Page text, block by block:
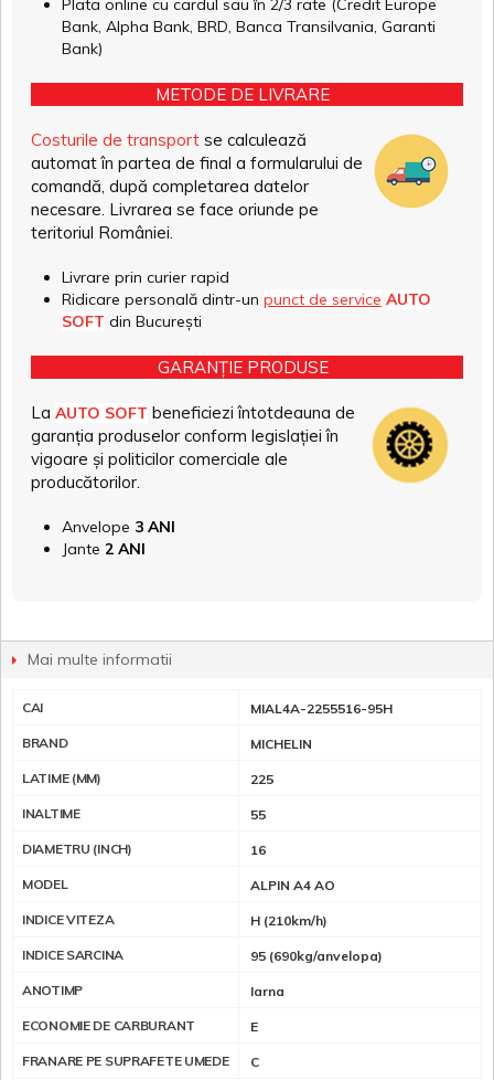
Bank, Alpha Bank, BRD, Banca Transilvania, Garanti
Bank)
METODE DE LIVRARE
Costurile de transport se calculează
automat în partea de final a formularului de
comandă, după completarea datelor
necesare. Livrarea se face oriunde pe
teritoriul României.
Livrare prin curier rapid
Ridicare personală dintr-un punct de service AUTO
SOFT din București
GARANȚIE PRODUSE
La AUTO SOFT beneficiezi întotdeauna de
garanția produselor conform legislației în
vigoare și politicilor comerciale ale
producătorilor.
Anvelope 3 ANI
Jante 2 ANI
Mai multe informatii
CAI MIAL4A-2255516-95H
BRAND MICHELIN
LATIME (MM) 225
INALTIME 55
DIAMETRU (INCH) 16
MODEL ALPIN A4 AO
INDICE VITEZA H (210km/h)
INDICE SARCINA 95 (690kg/anvelopa)
ANOTIMP Iarna
ECONOMIE DE CARBURANT E
FRANARE PE SUPRAFETE UMEDE C